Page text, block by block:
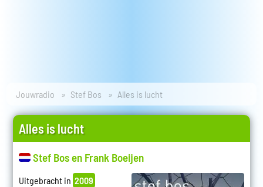
Jouwradio Stef Bos Alles is lucht
Alles is lucht
Stef Bos en Frank Boeijen
Uitgebracht in 2009